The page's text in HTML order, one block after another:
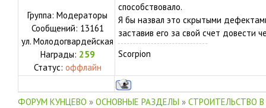
Группа: Модераторы
Сообщений: 13161
ул. Молодогвардейская
Награды: 259
Статус: оффлайн
способствовало.
Я бы назвал это скрытыми
заставив его за свой счет довести
Scorpion
ФОРУМ КУНЦЕВО » ОСНОВНЫЕ РАЗДЕЛЫ » СТРОИТЕЛЬСТВО